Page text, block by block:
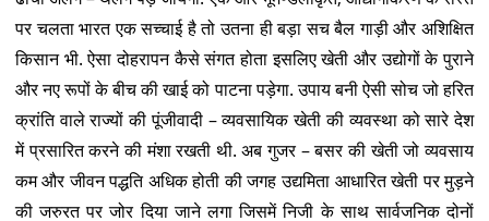
पर चलता भारत एक सच्चाई है तो उतना ही बड़ा सच बैल गाड़ी और अशिक्षित
किसान भी. ऐसा दोहरापन कैसे संगत होता इसलिए खेती और उद्योगों के पुराने
और नए रूपों के बीच की खाई को पाटना पड़ेगा. उपाय बनी ऐसी सोच जो हरित
क्रांति वाले राज्यों की पूंजीवादी – व्यवसायिक खेती की व्यवस्था को सारे देश
में प्रसारित करने की मंशा रखती थी. अब गुजर – बसर की खेती जो व्यवसाय
कम और जीवन पद्धति अधिक होती की जगह उद्यमिता आधारित खेती पर मुड़ने
की जरुरत पर जोर दिया जाने लगा जिसमें निजी के साथ सार्वजनिक दोनों